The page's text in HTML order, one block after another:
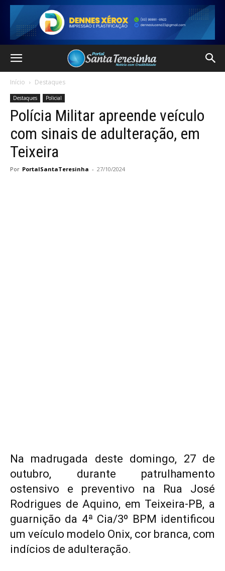
Início Destaques
Destaques Policial
Polícia Militar apreende veículo
com sinais de adulteração, em
Teixeira
Por PortalSantaTeresinha - 27/10/2024
Na madrugada deste domingo, 27 de
outubro, durante patrulhamento
ostensivo e preventivo na Rua José
Rodrigues de Aquino, em Teixeira-PB, a
guarnição da 4ª Cia/3º BPM identificou
um veículo modelo Onix, cor branca, com
indícios de adulteração.